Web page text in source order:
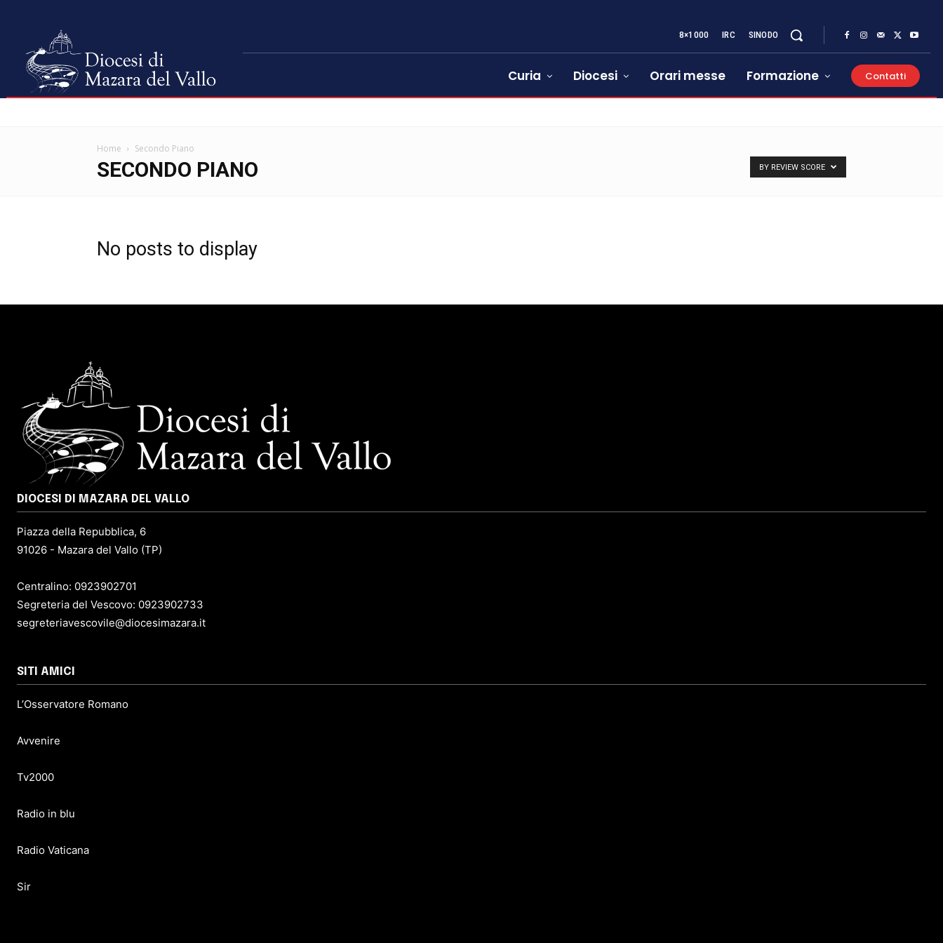
8×1000 IRC SINODO
Curia Diocesi Orari messe Formazione Contatti
Home Secondo Piano
SECONDO PIANO BY REVIEW SCORE
No posts to display
DIOCESI DI MAZARA DEL VALLO
Piazza della Repubblica, 6
91026 - Mazara del Vallo (TP)
Centralino: 0923902701
Segreteria del Vescovo: 0923902733
segreteriavescovile@diocesimazara.it
SITI AMICI
L’Osservatore Romano
Avvenire
Tv2000
Radio in blu
Radio Vaticana
Sir